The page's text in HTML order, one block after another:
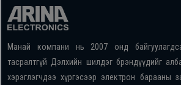
Манай компани нь 2007 онд
тасралтгүй Дэлхийн шилдэг брэндүүдийг
хэрэглэгчдээ хүргэсээр электрон барааны